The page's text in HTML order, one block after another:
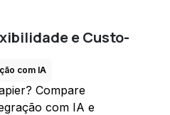
e Custo-
com IA
Compare
com IA e